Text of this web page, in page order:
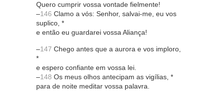
Quero cumprir vossa vontade fielmente!
–146 Clamo a vós: Senhor, salvai-me, eu vos
suplico, *
e então eu guardarei vossa Aliança!
–147 Chego antes que a aurora e vos imploro,
*
e espero confiante em vossa lei.
–148 Os meus olhos antecipam as vigílias, *
para de noite meditar vossa palavra.